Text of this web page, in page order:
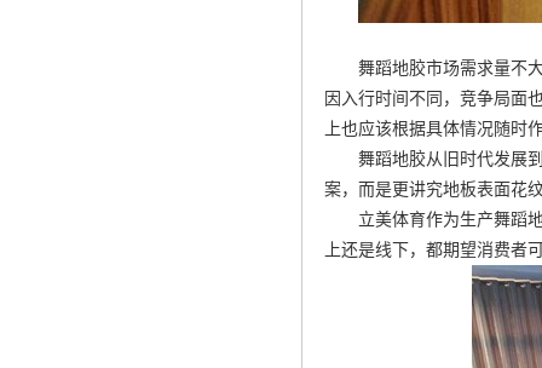
舞蹈地胶市场需求量不
因入行时间不同，竞争局面
上也应该根据具体情况随时
舞蹈地胶从旧时代发展
案，而是更讲究地板表面花
立美体育作为生产舞蹈
上还是线下，都期望消费者